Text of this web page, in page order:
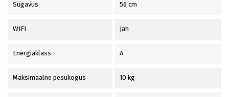
Sügavus 56 cm
WIFI Jah
Energiaklass A
Maksimaalne pesukogus 10 kg